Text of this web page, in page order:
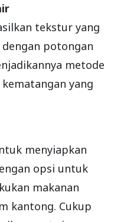
tekstur yang
potongan
metode
yang
menyiapkan
opsi untuk
makanan
kantong. Cukup